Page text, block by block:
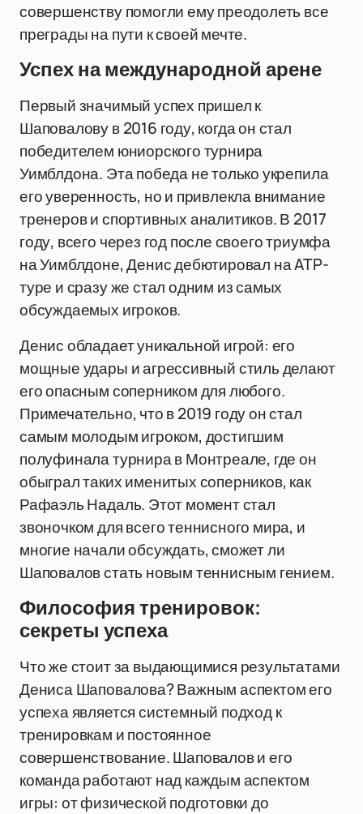
совершенству помогли ему преодолеть все
преграды на пути к своей мечте.
Успех на международной арене
Первый значимый успех пришел к
Шаповалову в 2016 году, когда он стал
победителем юниорского турнира
Уимблдона. Эта победа не только укрепила
его уверенность, но и привлекла внимание
тренеров и спортивных аналитиков. В 2017
году, всего через год после своего триумфа
на Уимблдоне, Денис дебютировал на ATP-
туре и сразу же стал одним из самых
обсуждаемых игроков.
Денис обладает уникальной игрой: его
мощные удары и агрессивный стиль делают
его опасным соперником для любого.
Примечательно, что в 2019 году он стал
самым молодым игроком, достигшим
полуфинала турнира в Монтреале, где он
обыграл таких именитых соперников, как
Рафаэль Надаль. Этот момент стал
звоночком для всего теннисного мира, и
многие начали обсуждать, сможет ли
Шаповалов стать новым теннисным гением.
Философия тренировок:
секреты успеха
Что же стоит за выдающимися результатами
Дениса Шаповалова? Важным аспектом его
успеха является системный подход к
тренировкам и постоянное
совершенствование. Шаповалов и его
команда работают над каждым аспектом
игры: от физической подготовки до